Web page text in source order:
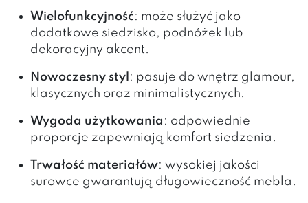
Wielofunkcyjność: może służyć jako
dodatkowe siedzisko, podnóżek lub
dekoracyjny akcent.
Nowoczesny styl : pasuje do wnętrz glamour,
klasycznych oraz minimalistycznych.
Wygoda użytkowania : odpowiednie
proporcje zapewniają komfort siedzenia.
Trwałość materiałów: wysokiej jakości
surowce gwarantują długowieczność mebla.